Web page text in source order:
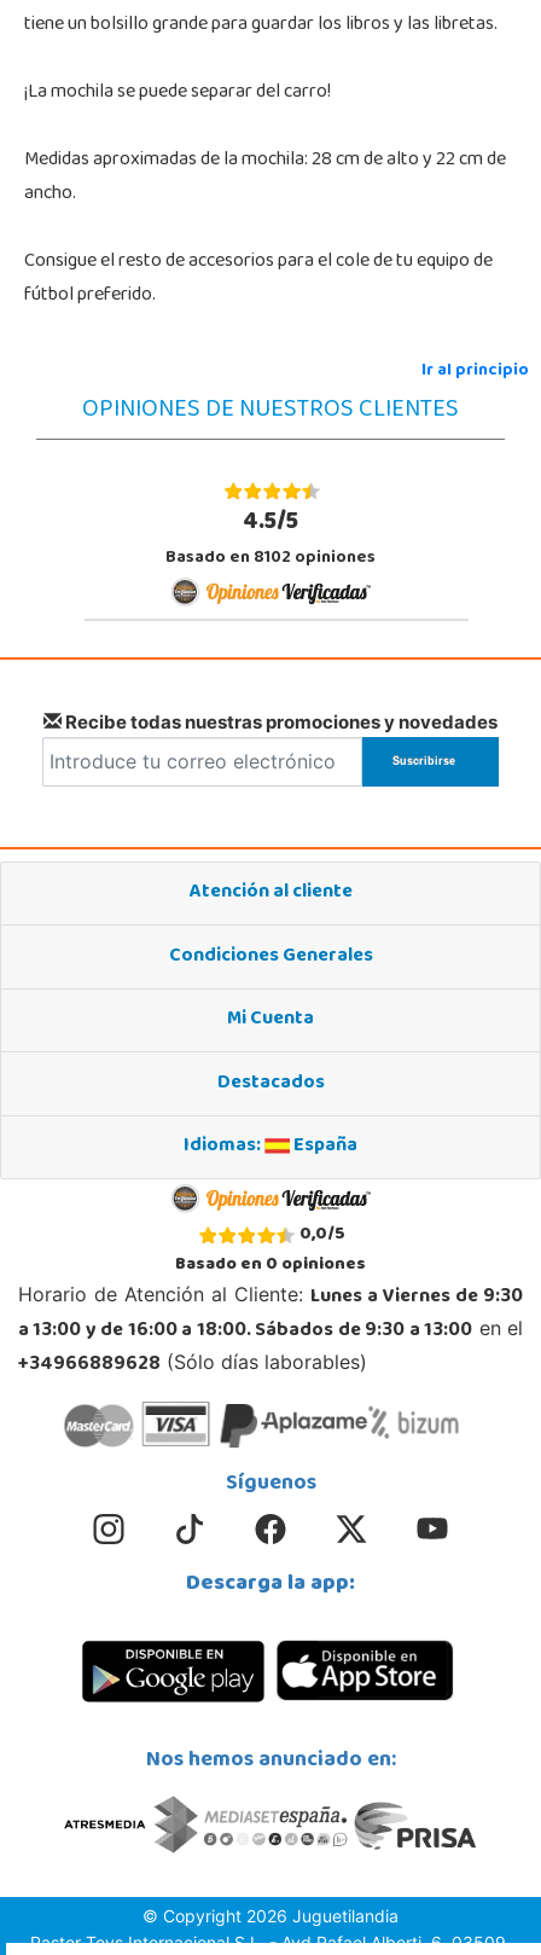
tiene un bolsillo grande para guardar los libros y las libretas.
¡La mochila se puede separar del carro!
Medidas aproximadas de la mochila: 28 cm de alto y 22 cm de
ancho.
Consigue el resto de accesorios para el cole de tu equipo de
fútbol preferido.
Ir al principio
OPINIONES DE NUESTROS CLIENTES
4.5/5
Basado en 8102 opiniones
Recibe todas nuestras promociones y novedades
Atención al cliente
Condiciones Generales
Mi Cuenta
Destacados
Idiomas:
España
0,0/5
Basado en0opiniones
Horario de Atención al Cliente: Lunes a Viernes de 9:30
a 13:00 y de 16:00 a 18:00. Sábados de 9:30 a 13:00 en el
+34966889628 (Sólo días laborables)
Síguenos
Descarga la app:
Nos hemos anunciado en:
© Copyright 2026 Juguetilandia
Pastor Toys Internacional S.L. - Avd.Rafael Alberti, 6, 03509,